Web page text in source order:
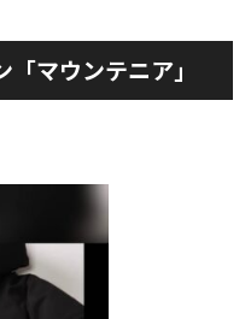
マウンテニア」